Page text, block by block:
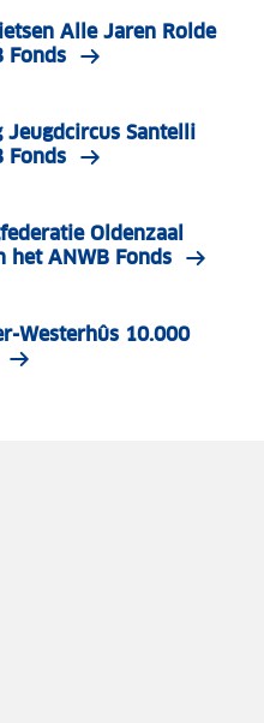
Alle Jaren Rolde
Fonds
Santelli
Fonds
Oldenzaal
het ANWB Fonds
Westerhûs 10.000